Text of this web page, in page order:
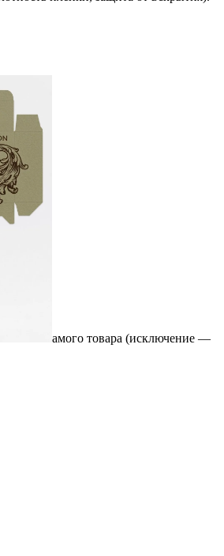
амого товара (исключение —